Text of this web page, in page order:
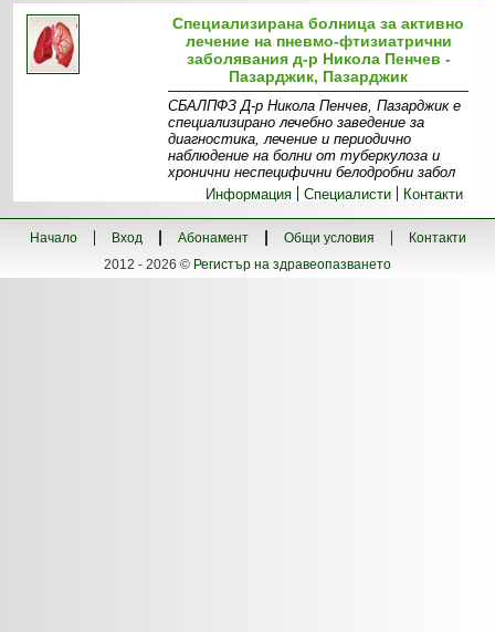
Специализирана болница за активно
лечение на пневмо-фтизиатрични
заболявания д-р Никола Пенчев -
Пазарджик, Пазарджик
СБАЛПФЗ Д-р Никола Пенчев, Пазарджик е
специализирано лечебно заведение за
диагностика, лечение и периодично
наблюдение на болни от туберкулоза и
хронични неспецифични белодробни забол
Информация
Специалисти Контакти
Начало Вход Абонамент Общи условия
Контакти
2012 - 2026 © Регистър на здравеопазването